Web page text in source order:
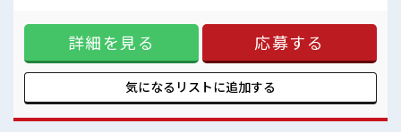
少人数の職場でこじんまり。
職場の仲間との交流もできちゃうかも？
ロッカーあり！
安心してお仕事に集中♪
とだけ…という方もOK！ ≪女性も仕事をしやすい職場≫ も
ちろん男性の応募も歓迎！ ≪土日祝休のお仕事≫ 家族や友人
と一緒にプライベート満喫！ ≪髪型自由≫ 基本的に髪色自由
で明るすぎたり奇抜でなければOKです！ (規定有) ■職場の雰
囲気 女性が多い職場ですが男女は問いません！ 応募お待ちし
ております！ 少人数の職場でこじんまり。 職場の仲間との交
♪
詳細を見る 応募する
気になるリストに追加する